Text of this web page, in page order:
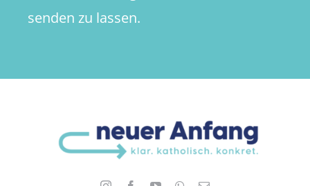
senden zu lassen.